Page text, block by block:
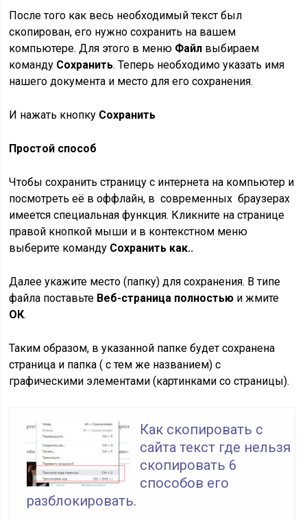
После того как весь необходимый текст был
скопирован, его нужно сохранить на вашем
компьютере. Для этого в меню Файл выбираем
команду Сохранить. Теперь необходимо указать имя
нашего документа и место для его сохранения.
И нажать кнопку Сохранить
Простой способ
Чтобы сохранить страницу с интернета на компьютер и
посмотреть её в оффлайн, в современных браузерах
имеется специальная функция. Кликните на странице
правой кнопкой мыши и в контекстном меню
выберите команду Сохранить как..
Далее укажите место (папку) для сохранения. В типе
файла поставьте Веб-страница полностью и жмите
ОК.
Таким образом, в указанной папке будет сохранена
страница и папка ( с тем же названием) с
графическими элементами (картинками со страницы).
Как скопировать с
сайта текст где нельзя
скопировать 6
способов его
разблокировать.